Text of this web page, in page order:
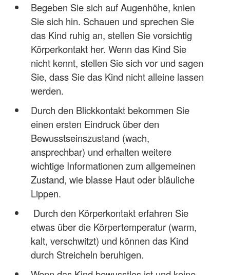
Begeben Sie sich auf Augenhöhe, knien
Sie sich hin. Schauen und sprechen Sie
das Kind ruhig an, stellen Sie vorsichtig
Körperkontakt her. Wenn das Kind Sie
nicht kennt, stellen Sie sich vor und sagen
Sie, dass Sie das Kind nicht alleine lassen
werden.
Durch den Blickkontakt bekommen Sie
einen ersten Eindruck über den
Bewusstseinszustand (wach,
ansprechbar) und erhalten weitere
wichtige Informationen zum allgemeinen
Zustand, wie blasse Haut oder bläuliche
Lippen.
Durch den Körperkontakt erfahren Sie
etwas über die Körpertemperatur (warm,
kalt, verschwitzt) und können das Kind
durch Streicheln beruhigen.